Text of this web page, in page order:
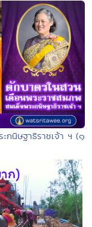
กนิษฐาธิราชเจ้า ฯ (๑